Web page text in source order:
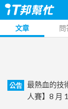
文章 問
公告
最熱血的技
人賽】8 月